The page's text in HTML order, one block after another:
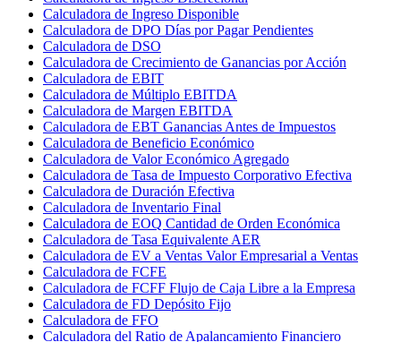
Calculadora de Ingreso Disponible
Calculadora de DPO Días por Pagar Pendientes
Calculadora de DSO
Calculadora de Crecimiento de Ganancias por Acción
Calculadora de EBIT
Calculadora de Múltiplo EBITDA
Calculadora de Margen EBITDA
Calculadora de EBT Ganancias Antes de Impuestos
Calculadora de Beneficio Económico
Calculadora de Valor Económico Agregado
Calculadora de Tasa de Impuesto Corporativo Efectiva
Calculadora de Duración Efectiva
Calculadora de Inventario Final
Calculadora de EOQ Cantidad de Orden Económica
Calculadora de Tasa Equivalente AER
Calculadora de EV a Ventas Valor Empresarial a Ventas
Calculadora de FCFE
Calculadora de FCFF Flujo de Caja Libre a la Empresa
Calculadora de FD Depósito Fijo
Calculadora de FFO
Calculadora del Ratio de Apalancamiento Financiero